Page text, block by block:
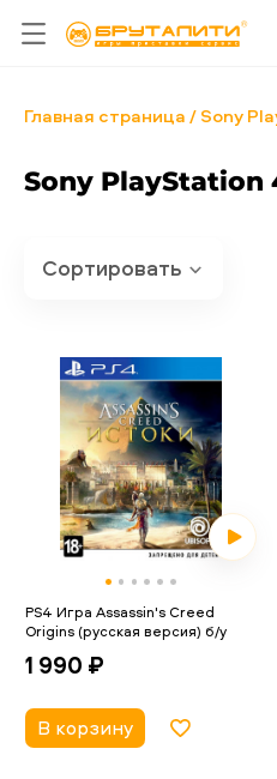
Главная страница Sony
Sony PlayStation
PS4 Игра Assassin's Creed
Origins (русская версия) б/у
1 990 ₽
В корзину